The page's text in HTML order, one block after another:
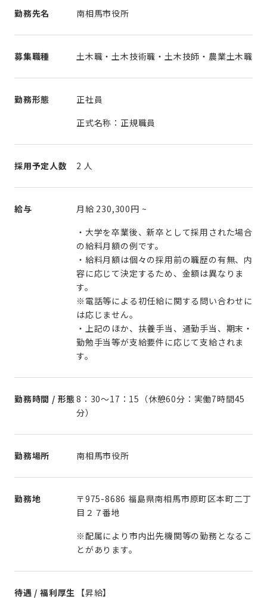
勤務先名 南相馬市役所
募集職種 土木職・土木技術職・土木技師・農業土木職
勤務形態
正社員
正式名称：正規職員
採用予定人数 2 人
給与 月給 230,300円 ~
・大学を卒業後、新卒として採用された場合
の給料月額の例です。
・給料月額は個々の採用前の職歴の有無、内
容に応じて決定するため、金額は異なりま
す。
※電話等による初任給に関する問い合わせに
は応じません。
・上記のほか、扶養手当、通勤手当、期末・
勤勉手当等が支給要件に応じて支給されま
す。
勤務時間 / 形態8：30～17：15（休憩60分：実働7時間45
分）
勤務場所 南相馬市役所
勤務地
〒975-8686 福島県南相馬市原町区本町二丁
目２７番地
※配属により市内出先機関等の勤務となるこ
とがあります。
待遇 / 福利厚生
【昇給】